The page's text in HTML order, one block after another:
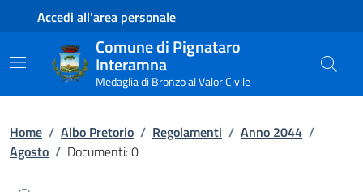
Contenuto principale
Piede di paginaAccedi all'area personale
Comune di Pignataro
Interamna
Medaglia di Bronzo al Valor Civile
Home / Albo Pretorio / Regolamenti / Anno 2044 /
Agosto / Documenti: 0